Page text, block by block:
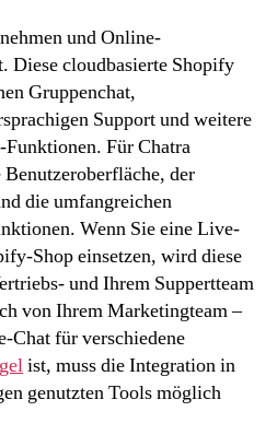
und Online-
Diese cloudbasierte Shopify
Gruppenchat,
Support und weitere
Für Chatra
Benutzeroberfläche, der
die umfangreichen
Wenn Sie eine Live-
Shop einsetzen, wird diese
und Ihrem Suppertteam
von Ihrem Marketingteam –
Chat für verschiedene
ist, muss die Integration in
genutzten Tools möglich